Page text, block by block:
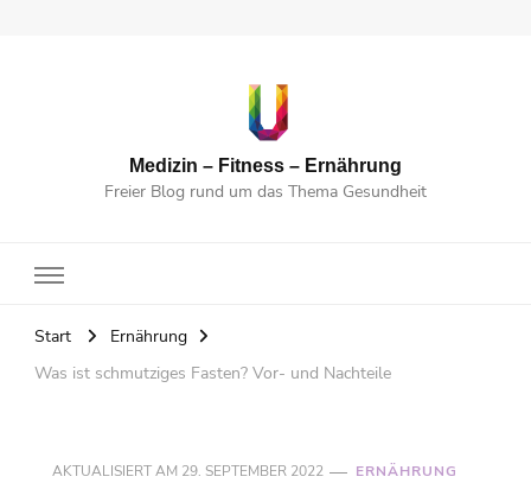
Medizin – Fitness – Ernährung
Freier Blog rund um das Thema Gesundheit
Start
Ernährung
Was ist schmutziges Fasten? Vor- und Nachteile
AKTUALISIERT AM 29. SEPTEMBER 2022 ERNÄHRUNG